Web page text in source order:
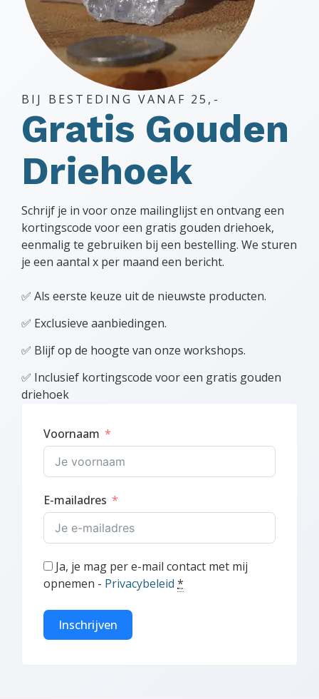
BIJ BESTEDING VANAF 25,-
Gratis Gouden
Driehoek
Schrijf je in voor onze mailinglijst en ontvang een
kortingscode voor een gratis gouden driehoek,
eenmalig te gebruiken bij een bestelling. We sturen
je een aantal x per maand een bericht.
✅ Als eerste keuze uit de nieuwste producten.
✅ Exclusieve aanbiedingen.
✅ Blijf op de hoogte van onze workshops.
✅ Inclusief kortingscode voor een gratis gouden
driehoek
Voornaam
E-mailadres
Ja, je mag per e-mail contact met mij
opnemen - Privacybeleid *
Inschrijven